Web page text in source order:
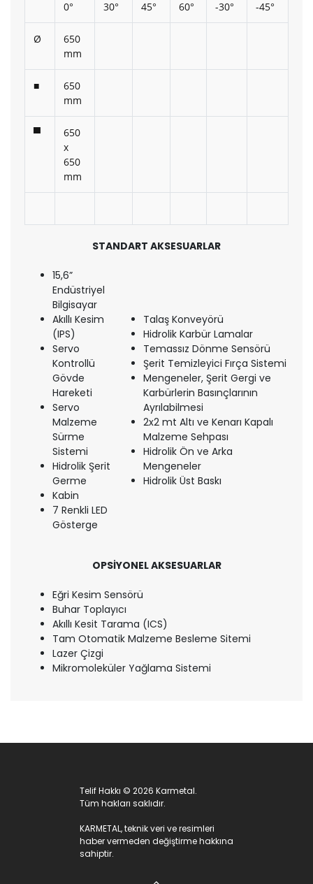
0° 30° 45° 60° -30° -45°
Ø
650
mm
■
650
mm
▀
650
x
650
mm
STANDART AKSESUARLAR
15,6”
Endüstriyel
Bilgisayar
Akıllı Kesim
(IPS)
Servo
Kontrollü
Gövde
Hareketi
Servo
Malzeme
Sürme
Sistemi
Hidrolik Şerit
Germe
Kabin
7 Renkli LED
Gösterge
Talaş Konveyörü
Hidrolik Karbür Lamalar
Temassız Dönme Sensörü
Şerit Temizleyici Fırça Sistemi
Mengeneler, Şerit Gergi ve
Karbürlerin Basınçlarının
Ayrılabilmesi
2x2 mt Altı ve Kenarı Kapalı
Malzeme Sehpası
Hidrolik Ön ve Arka
Mengeneler
Hidrolik Üst Baskı
OPSİYONEL AKSESUARLAR
Eğri Kesim Sensörü
Buhar Toplayıcı
Akıllı Kesit Tarama (ICS)
Tam Otomatik Malzeme Besleme Sitemi
Lazer Çizgi
Mikromoleküler Yağlama Sistemi
Telif Hakkı © 2026 Karmetal.
Tüm hakları saklıdır.
KARMETAL, teknik veri ve resimleri
haber vermeden değiştirme hakkına
sahiptir.